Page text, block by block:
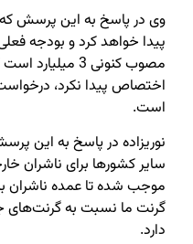
وی در پاسخ به این پرسش
پیدا خواهد کرد و بودجه
مصوب کنونی 3
است.
نوریزاده در پاسخ به این
سایر کشورها برای ناشران
موجب شده تا عمده ناشران
گرنت ما نسبت به گرنت‌های
دارد.